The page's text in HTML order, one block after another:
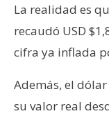
t
a
c
o
y
La realidad es
recaudó USD
cifra ya inflada
Además, el
su valor real